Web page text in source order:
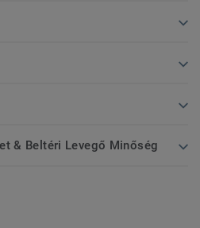
& Beltéri Levegő Minőség